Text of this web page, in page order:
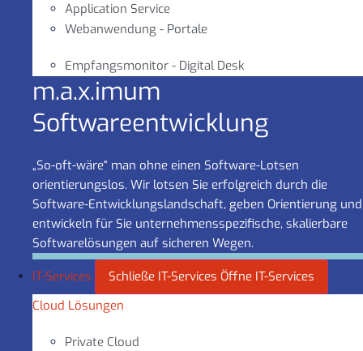
Application Service
Webanwendung - Portale
Empfangsmonitor - Digital Desk
m.a.x.imum
Software­entwicklung
„So-oft-wäre“ man ohne einen Software-Lotsen
orientierungslos. Wir lotsen Sie erfolgreich durch die
Software-Entwicklungslandschaft, geben Orientierung und
entwickeln für Sie unternehmensspezifische, skalierbare
Softwarelösungen auf sicheren Wegen.
IT-Services Schließe IT-Services Öffne IT-Services
Cloud Lösungen
Private Cloud